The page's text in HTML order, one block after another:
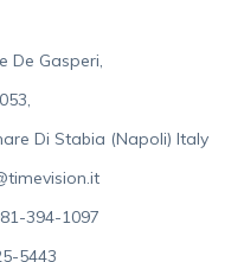
De Gasperi,
Di Stabia (Napoli) Italy
394-1097
5443